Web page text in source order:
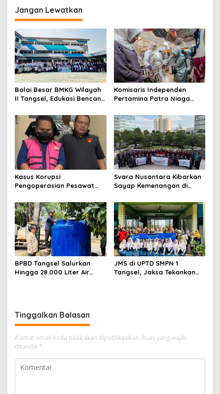
Jangan Lewatkan
Balai Besar BMKG Wilayah
II Tangsel, Edukasi Bencana
kepada pelajar UPTD SMPN
23
Komisaris Independen
Pertamina Patra Niaga
Mitra Binaan dengan
Sentuhan Kemanusiaan dan
Keberlanjutan
Kasus Korupsi
Pengoperasian Pesawat
Development Ditetapkan
Tersangka
Svara Nusantara Kibarkan
Sayap Kemenangan di
BPBD Tangsel Salurkan
Hingga 28.000 Liter Air
JMS di UPTD SMPN 1
Tangsel, Jaksa Tekankan
Tinggalkan Balasan
Alamat email Anda tidak akan dipublikasikan. Ruas yang wajib
ditandai *